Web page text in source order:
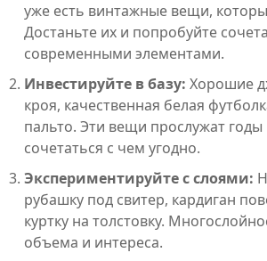
уже есть винтажные вещи,
Достаньте их и попробуйте
современными элементами.
Инвестируйте в базу: Хорошие
кроя, качественная белая
пальто. Эти вещи прослужат годы
сочетаться с чем угодно.
Экспериментируйте с слоями:
рубашку под свитер, кардиган
куртку на толстовку.
объема и интереса.